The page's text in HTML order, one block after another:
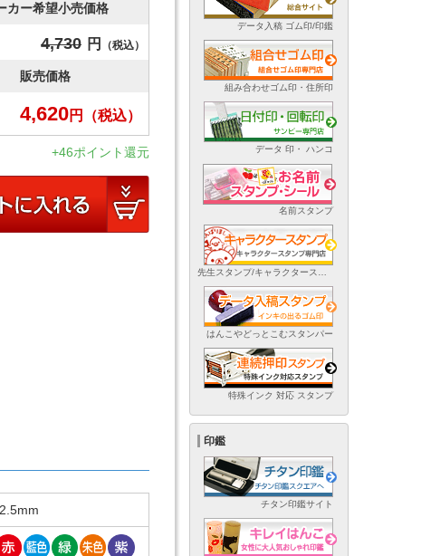
カー希望小売価格
4,730 円 （税込）
販売価格
4,620円 （税込）
+46ポイント還元
データ入稿 ゴム印/印鑑
組み合わせゴム印・住所印
データ 印・ ハンコ
名前スタンプ
はんこやどっとこむスタンパー
特殊インク 対応 スタンプ
印鑑
チタン印鑑サイト